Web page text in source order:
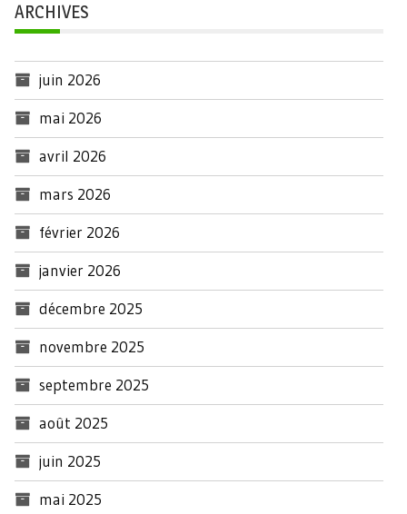
ARCHIVES
juin 2026
mai 2026
avril 2026
mars 2026
février 2026
janvier 2026
décembre 2025
novembre 2025
septembre 2025
août 2025
juin 2025
mai 2025